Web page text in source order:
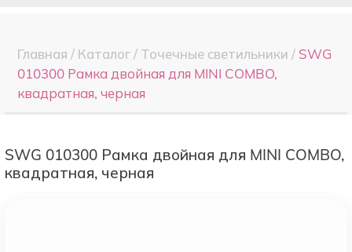
Главная / Каталог/ Точечные cветильники / SWG
010300 Рамка двойная для MINI COMBO,
квадратная, черная
SWG 010300 Рамка двойная для MINI COMBO,
квадратная, черная